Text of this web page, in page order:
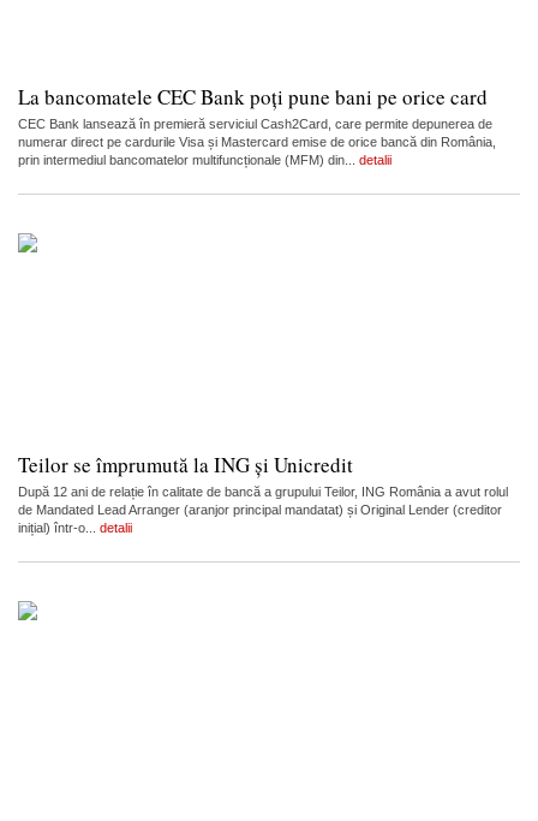
La bancomatele CEC Bank poți pune bani pe orice card
CEC Bank lansează în premieră serviciul Cash2Card, care permite depunerea de
numerar direct pe cardurile Visa și Mastercard emise de orice bancă din România,
prin intermediul bancomatelor multifuncționale (MFM) din... detalii
Teilor se împrumută la ING și Unicredit
După 12 ani de relație în calitate de bancă a grupului Teilor, ING România a avut rolul
de Mandated Lead Arranger (aranjor principal mandatat) și Original Lender (creditor
inițial) într-o... detalii